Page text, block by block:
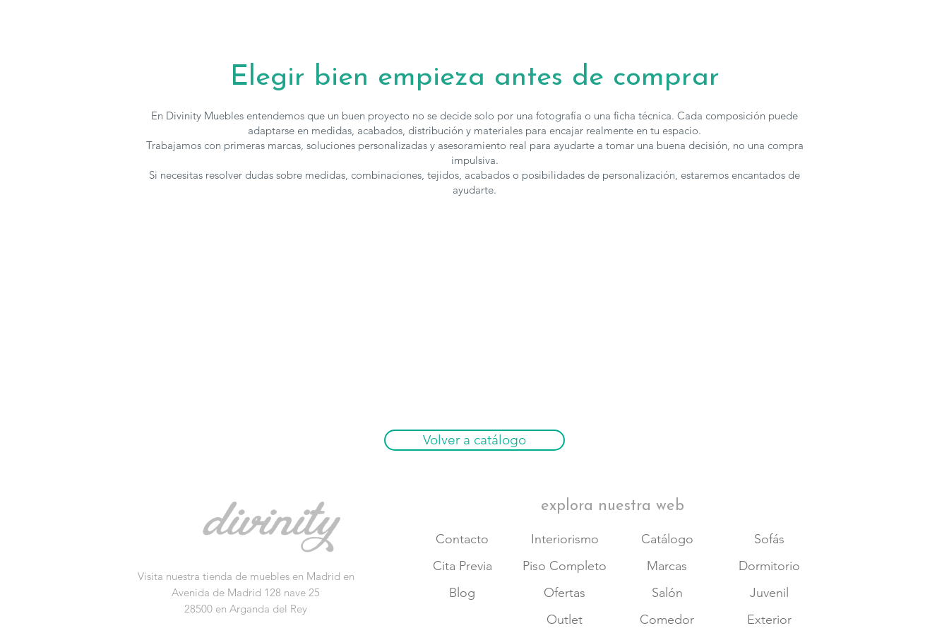
Elegir bien empieza antes de comprar
En Divinity Muebles entendemos que un buen proyecto no se decide solo por una fotografía o una ficha técnica. Cada composición puede
adaptarse en medidas, acabados, distribución y materiales para encajar realmente en tu espacio.
Trabajamos con primeras marcas, soluciones personalizadas y asesoramiento real para ayudarte a tomar una buena decisión, no una compra
impulsiva.
Si necesitas resolver dudas sobre medidas, combinaciones, tejidos, acabados o posibilidades de personalización, estaremos encantados de
ayudarte.
Volver a catálogo
Visita nuestra tienda de muebles en Madrid en
Avenida de Madrid 128 nave 25
28500 en Arganda del Rey
Contacto
Cita Previa
Blog
Interiorismo
Piso Completo
Ofertas
Outlet
Catálogo
Marcas
Salón
Comedor
explora nuestra web
Sofás
Dormitorio
Juvenil
Exterior